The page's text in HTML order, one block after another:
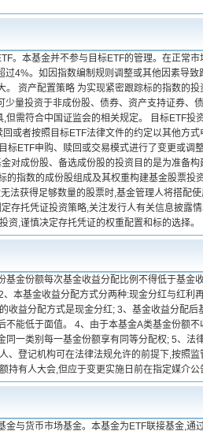
。本基金并不参与目标ETF的管理。在正常
4%。如因指数编制规则调整或其他因素导致
资产配置策略 为实现紧密跟踪标的指数的
量投资于非成份股、债券、资产支持证券、债
需符合中国证监会的相关规定。 目标ETF投
或者按照目标ETF法律文件的约定以其他方
ETF申购、赎回或交易模式进行了变更或调
对成份股、备选成份股的投资目的是为准备
指数的成份股组成及其权重构建基金股票投
法获得足够数量的股票时,基金管理人将搭配
存托凭证投资策略,关注发行人有关信息披露
,谨慎决定存托凭证的权重配置和标的选择。
金份额每次基金收益分配比例不得低于基金
本基金收益分配方式分两种:现金分红与红利
收益分配方式是现金分红; 3、基金收益分配后
能低于面值。 4、由于本基金A类基金份额
一类别每一基金份额享有同等分配权; 5、法
登记机构可在法律法规允许的前提下,按照
有人大会,但应于变更实施日前在指定媒介公
与货币市场基金。本基金为ETF联接基金,通